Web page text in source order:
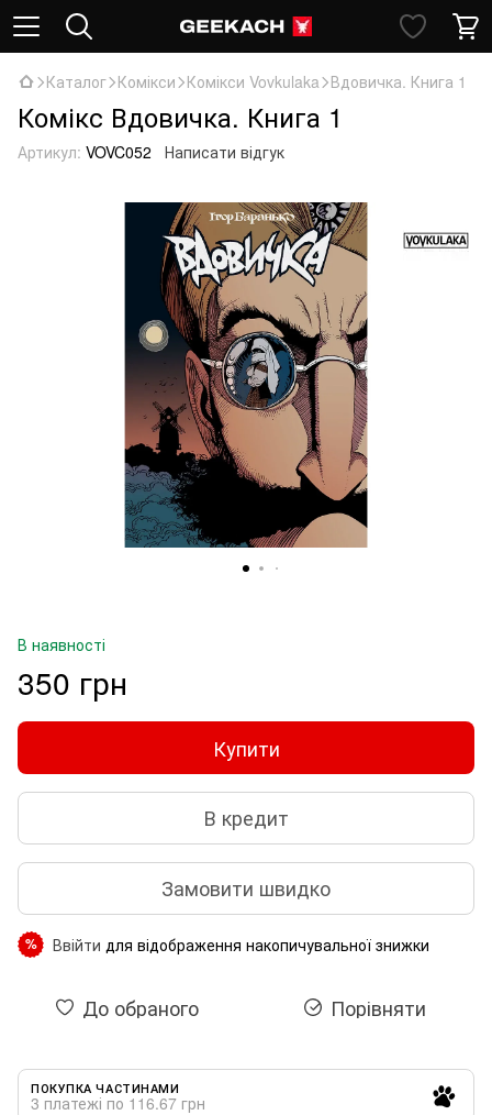
Каталог Комікси Комікси Vovkulaka Вдовичка. Книга 1
Комікс Вдовичка. Книга 1
Артикул: VOVC052 Написати відгук
В наявності
350 грн
Купити
В кредит
Замовити швидко
% Ввійти для відображення накопичувальної знижки
До обраного Порівняти
ПОКУПКА ЧАСТИНАМИ
3 платежі по 116.67 грн